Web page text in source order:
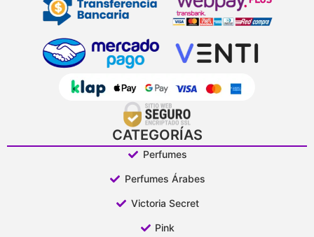
CATEGORÍAS
Perfumes
Perfumes Árabes
Victoria Secret
Pink